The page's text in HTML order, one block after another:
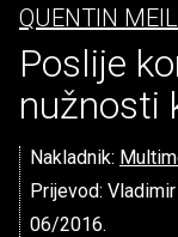
QUENTIN
Poslije
nužnosti
Nakladnik:
Prijevod:
06/2016.